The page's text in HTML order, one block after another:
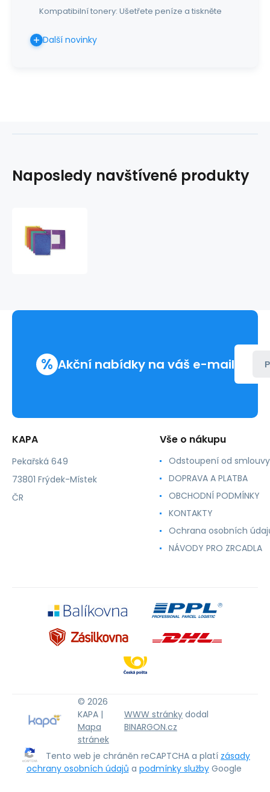
Kompatibilní tonery: Ušetřete peníze a tiskněte
Další novinky
Naposledy navštívené produkty
1ks
% Akční nabídky na váš e-mail
KAPA
Pekařská 649
73801 Frýdek-Místek
ČR
Vše o nákupu
Odstoupení od smlouvy
DOPRAVA A PLATBA
OBCHODNÍ PODMÍNKY
KONTAKTY
Ochrana osobních
NÁVODY PRO ZRCADLA
© 2026
KAPA |
Mapa
stránek
WWW stránky dodal
BINARGON.cz
Tento web je chráněn reCAPTCHA a platí zásady
ochrany osobních údajů a podmínky služby Google